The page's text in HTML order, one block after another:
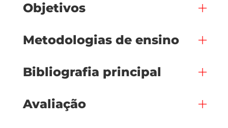
Objetivos
Metodologias de ensino
Bibliografia principal
Avaliação